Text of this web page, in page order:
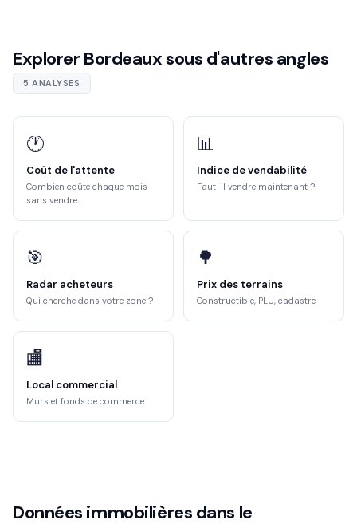
Explorer Bordeaux sous d'autres angles
5 ANALYSES
🕐
Coût de l'attente
Combien coûte chaque mois
sans vendre
📊
Indice de vendabilité
Faut-il vendre maintenant ?
🎯
Radar acheteurs
Qui cherche dans votre zone ?
🌳
Prix des terrains
Constructible, PLU, cadastre
🏬
Local commercial
Murs et fonds de commerce
Données immobilières dans le